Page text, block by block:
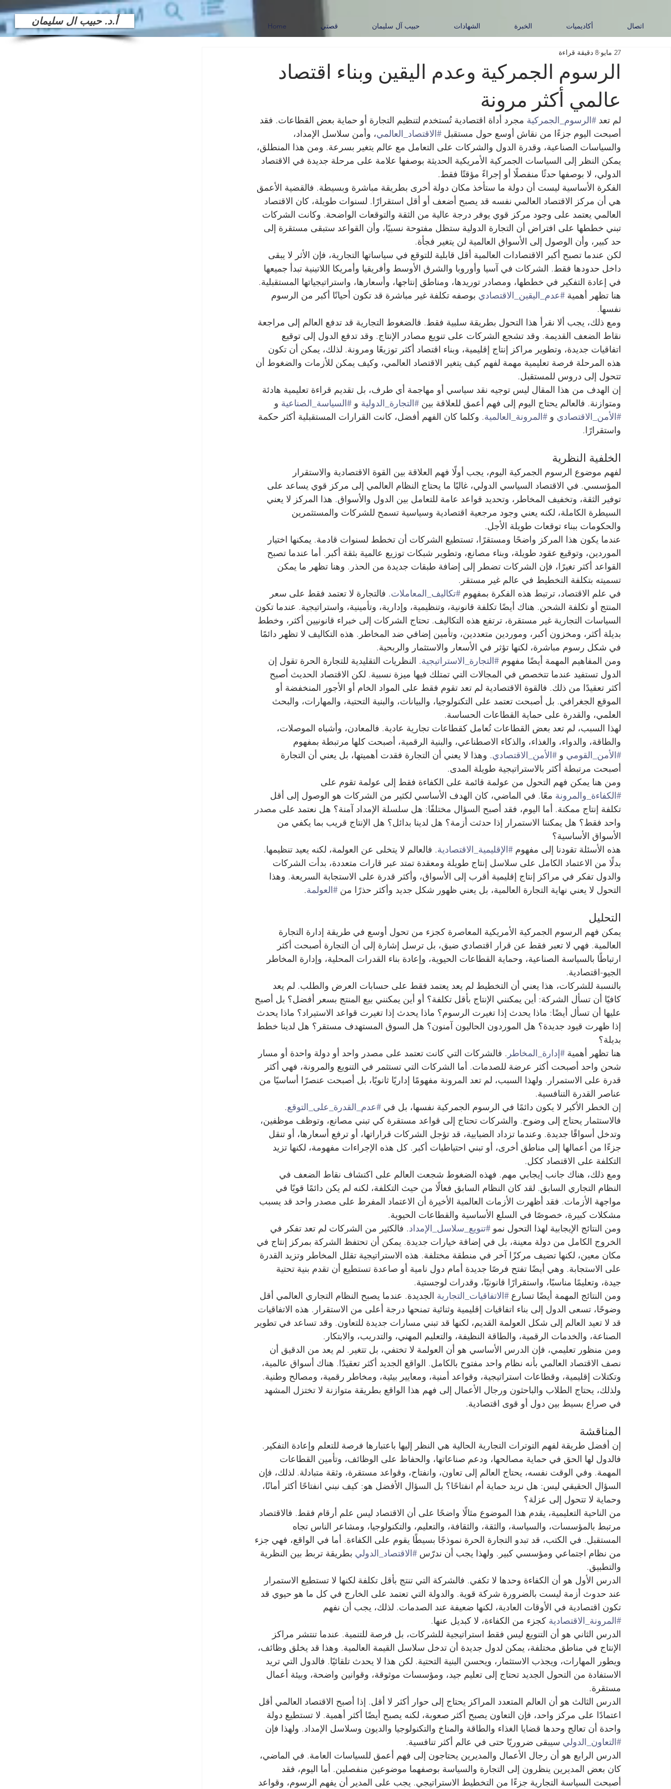
أ.د. حبيب ال سليمان Home قصتي حبيب آل سليمان الشهادات الخبرة أكاديميات اتصال
الرسوم الجمركية وعدم اليقين وبناء اقتصاد
عالمي أكثر مرونة
27 مايو 8 دقيقة قراءة
لم تعد #الرسوم_الجمركية مجرد أداة اقتصادية تُستخدم لتنظيم التجارة أو حماية بعض القطاعات. فقد
أصبحت اليوم جزءًا من نقاش أوسع حول مستقبل #الاقتصاد_العالمي، وأمن سلاسل الإمداد،
والسياسات الصناعية، وقدرة الدول والشركات على التعامل مع عالم يتغير بسرعة. ومن هذا المنطلق،
يمكن النظر إلى السياسات الجمركية الأمريكية الحديثة بوصفها علامة على مرحلة جديدة في الاقتصاد
الدولي، لا بوصفها حدثًا منفصلًا أو إجراءً مؤقتًا فقط.
الفكرة الأساسية ليست أن دولة ما ستأخذ مكان دولة أخرى بطريقة مباشرة وبسيطة. فالقضية الأعمق
هي أن مركز الاقتصاد العالمي نفسه قد يصبح أضعف أو أقل استقرارًا. لسنوات طويلة، كان الاقتصاد
العالمي يعتمد على وجود مركز قوي يوفر درجة عالية من الثقة والتوقعات الواضحة. وكانت الشركات
تبني خططها على افتراض أن التجارة الدولية ستظل مفتوحة نسبيًا، وأن القواعد ستبقى مستقرة إلى
حد كبير، وأن الوصول إلى الأسواق العالمية لن يتغير فجأة.
لكن عندما تصبح أكبر الاقتصادات العالمية أقل قابلية للتوقع في سياساتها التجارية، فإن الأثر لا يبقى
داخل حدودها فقط. الشركات في آسيا وأوروبا والشرق الأوسط وأفريقيا وأمريكا اللاتينية تبدأ جميعها
في إعادة التفكير في خططها، ومصادر توريدها، ومناطق إنتاجها، وأسعارها، واستراتيجياتها المستقبلية.
هنا تظهر أهمية #عدم_اليقين_الاقتصادي بوصفه تكلفة غير مباشرة قد تكون أحيانًا أكبر من الرسوم
نفسها.
ومع ذلك، يجب ألا نقرأ هذا التحول بطريقة سلبية فقط. فالضغوط التجارية قد تدفع العالم إلى مراجعة
نقاط الضعف القديمة. وقد تشجع الشركات على تنويع مصادر الإنتاج. وقد تدفع الدول إلى توقيع
اتفاقيات جديدة، وتطوير مراكز إنتاج إقليمية، وبناء اقتصاد أكثر توزيعًا ومرونة. لذلك، يمكن أن تكون
هذه المرحلة فرصة تعليمية مهمة لفهم كيف يتغير الاقتصاد العالمي، وكيف يمكن للأزمات والضغوط أن
تتحول إلى دروس للمستقبل.
إن الهدف من هذا المقال ليس توجيه نقد سياسي أو مهاجمة أي طرف، بل تقديم قراءة تعليمية هادئة
ومتوازنة. فالعالم يحتاج اليوم إلى فهم أعمق للعلاقة بين #التجارة_الدولية و #السياسة_الصناعية و
#الأمن_الاقتصادي و #المرونة_العالمية. وكلما كان الفهم أفضل، كانت القرارات المستقبلية أكثر حكمة
واستقرارًا.
الخلفية النظرية
لفهم موضوع الرسوم الجمركية اليوم، يجب أولًا فهم العلاقة بين القوة الاقتصادية والاستقرار
المؤسسي. في الاقتصاد السياسي الدولي، غالبًا ما يحتاج النظام العالمي إلى مركز قوي يساعد على
توفير الثقة، وتخفيف المخاطر، وتحديد قواعد عامة للتعامل بين الدول والأسواق. هذا المركز لا يعني
السيطرة الكاملة، لكنه يعني وجود مرجعية اقتصادية وسياسية تسمح للشركات والمستثمرين
والحكومات ببناء توقعات طويلة الأجل.
عندما يكون هذا المركز واضحًا ومستقرًا، تستطيع الشركات أن تخطط لسنوات قادمة. يمكنها اختيار
الموردين، وتوقيع عقود طويلة، وبناء مصانع، وتطوير شبكات توزيع عالمية بثقة أكبر. أما عندما تصبح
القواعد أكثر تغيرًا، فإن الشركات تضطر إلى إضافة طبقات جديدة من الحذر. وهنا تظهر ما يمكن
تسميته بتكلفة التخطيط في عالم غير مستقر.
في علم الاقتصاد، ترتبط هذه الفكرة بمفهوم #تكاليف_المعاملات. فالتجارة لا تعتمد فقط على سعر
المنتج أو تكلفة الشحن. هناك أيضًا تكلفة قانونية، وتنظيمية، وإدارية، وتأمينية، واستراتيجية. عندما تكون
السياسات التجارية غير مستقرة، ترتفع هذه التكاليف. تحتاج الشركات إلى خبراء قانونيين أكثر، وخطط
بديلة أكثر، ومخزون أكبر، وموردين متعددين، وتأمين إضافي ضد المخاطر. هذه التكاليف لا تظهر دائمًا
في شكل رسوم مباشرة، لكنها تؤثر في الأسعار والاستثمار والربحية.
ومن المفاهيم المهمة أيضًا مفهوم #التجارة_الاستراتيجية. النظريات التقليدية للتجارة الحرة تقول إن
الدول تستفيد عندما تتخصص في المجالات التي تمتلك فيها ميزة نسبية. لكن الاقتصاد الحديث أصبح
أكثر تعقيدًا من ذلك. فالقوة الاقتصادية لم تعد تقوم فقط على المواد الخام أو الأجور المنخفضة أو
الموقع الجغرافي. بل أصبحت تعتمد على التكنولوجيا، والبيانات، والبنية التحتية، والمهارات، والبحث
العلمي، والقدرة على حماية القطاعات الحساسة.
لهذا السبب، لم تعد بعض القطاعات تُعامل كقطاعات تجارية عادية. فالمعادن، وأشباه الموصلات،
والطاقة، والدواء، والغذاء، والذكاء الاصطناعي، والبنية الرقمية، أصبحت كلها مرتبطة بمفهوم
#الأمن_القومي و #الأمن_الاقتصادي. وهذا لا يعني أن التجارة فقدت أهميتها، بل يعني أن التجارة
أصبحت مرتبطة أكثر بالاستراتيجية طويلة المدى.
ومن هنا يمكن فهم التحول من عولمة قائمة على الكفاءة فقط إلى عولمة تقوم على
#الكفاءة_والمرونة معًا. في الماضي، كان الهدف الأساسي لكثير من الشركات هو الوصول إلى أقل
تكلفة إنتاج ممكنة. أما اليوم، فقد أصبح السؤال مختلفًا: هل سلسلة الإمداد آمنة؟ هل نعتمد على مصدر
واحد فقط؟ هل يمكننا الاستمرار إذا حدثت أزمة؟ هل لدينا بدائل؟ هل الإنتاج قريب بما يكفي من
الأسواق الأساسية؟
هذه الأسئلة تقودنا إلى مفهوم #الإقليمية_الاقتصادية. فالعالم لا يتخلى عن العولمة، لكنه يعيد تنظيمها.
بدلًا من الاعتماد الكامل على سلاسل إنتاج طويلة ومعقدة تمتد عبر قارات متعددة، بدأت الشركات
والدول تفكر في مراكز إنتاج إقليمية أقرب إلى الأسواق، وأكثر قدرة على الاستجابة السريعة. وهذا
التحول لا يعني نهاية التجارة العالمية، بل يعني ظهور شكل جديد وأكثر حذرًا من #العولمة.
التحليل
يمكن فهم الرسوم الجمركية الأمريكية المعاصرة كجزء من تحول أوسع في طريقة إدارة التجارة
العالمية. فهي لا تعبر فقط عن قرار اقتصادي ضيق، بل ترسل إشارة إلى أن التجارة أصبحت أكثر
ارتباطًا بالسياسة الصناعية، وحماية القطاعات الحيوية، وإعادة بناء القدرات المحلية، وإدارة المخاطر
الجيو-اقتصادية.
بالنسبة للشركات، هذا يعني أن التخطيط لم يعد يعتمد فقط على حسابات العرض والطلب. لم يعد
كافيًا أن تسأل الشركة: أين يمكنني الإنتاج بأقل تكلفة؟ أو أين يمكنني بيع المنتج بسعر أفضل؟ بل أصبح
عليها أن تسأل أيضًا: ماذا يحدث إذا تغيرت الرسوم؟ ماذا يحدث إذا تغيرت قواعد الاستيراد؟ ماذا يحدث
إذا ظهرت قيود جديدة؟ هل الموردون الحاليون آمنون؟ هل السوق المستهدف مستقر؟ هل لدينا خطط
بديلة؟
هنا تظهر أهمية #إدارة_المخاطر . فالشركات التي كانت تعتمد على مصدر واحد أو دولة واحدة أو مسار
شحن واحد أصبحت أكثر عرضة للصدمات. أما الشركات التي تستثمر في التنويع والمرونة، فهي أكثر
قدرة على الاستمرار. ولهذا السبب، لم تعد المرونة مفهومًا إداريًا ثانويًا، بل أصبحت عنصرًا أساسيًا من
عناصر القدرة التنافسية.
إن الخطر الأكبر لا يكون دائمًا في الرسوم الجمركية نفسها، بل في #عدم_القدرة_على_التوقع.
فالاستثمار يحتاج إلى وضوح. والشركات تحتاج إلى قواعد مستقرة كي تبني مصانع، وتوظف موظفين،
وتدخل أسواقًا جديدة. وعندما تزداد الضبابية، قد تؤجل الشركات قراراتها، أو ترفع أسعارها، أو تنقل
جزءًا من أعمالها إلى مناطق أخرى، أو تبني احتياطيات أكبر. كل هذه الإجراءات مفهومة، لكنها تزيد
التكلفة على الاقتصاد ككل.
ومع ذلك، هناك جانب إيجابي مهم. فهذه الضغوط شجعت العالم على اكتشاف نقاط الضعف في
النظام التجاري السابق. لقد كان النظام السابق فعالًا من حيث التكلفة، لكنه لم يكن دائمًا قويًا في
مواجهة الأزمات. فقد أظهرت الأزمات العالمية الأخيرة أن الاعتماد المفرط على مصدر واحد قد يسبب
مشكلات كبيرة، خصوصًا في السلع الأساسية والقطاعات الحيوية.
ومن النتائج الإيجابية لهذا التحول نمو #تنويع_سلاسل_الإمداد. فالكثير من الشركات لم تعد تفكر في
الخروج الكامل من دولة معينة، بل في إضافة خيارات جديدة. يمكن أن تحتفظ الشركة بمركز إنتاج في
مكان معين، لكنها تضيف مركزًا آخر في منطقة مختلفة. هذه الاستراتيجية تقلل المخاطر وتزيد القدرة
على الاستجابة. وهي أيضًا تفتح فرصًا جديدة أمام دول نامية أو صاعدة تستطيع أن تقدم بنية تحتية
جيدة، وتعليمًا مناسبًا، واستقرارًا قانونيًا، وقدرات لوجستية.
ومن النتائج المهمة أيضًا تسارع #الاتفاقيات_التجارية الجديدة. عندما يصبح النظام التجاري العالمي أقل
وضوحًا، تسعى الدول إلى بناء اتفاقيات إقليمية وثنائية تمنحها درجة أعلى من الاستقرار. هذه الاتفاقيات
قد لا تعيد العالم إلى شكل العولمة القديم، لكنها قد تبني مسارات جديدة للتعاون. وقد تساعد في تطوير
الصناعة، والخدمات الرقمية، والطاقة النظيفة، والتعليم المهني، والتدريب، والابتكار.
ومن منظور تعليمي، فإن الدرس الأساسي هو أن العولمة لا تختفي، بل تتغير. لم يعد من الدقيق أن
نصف الاقتصاد العالمي بأنه نظام واحد مفتوح بالكامل. الواقع الجديد أكثر تعقيدًا. هناك أسواق عالمية،
وتكتلات إقليمية، وقطاعات استراتيجية، وقواعد أمنية، ومعايير بيئية، ومخاطر رقمية، ومصالح وطنية.
ولذلك، يحتاج الطلاب والباحثون ورجال الأعمال إلى فهم هذا الواقع بطريقة متوازنة لا تختزل المشهد
في صراع بسيط بين دول أو قوى اقتصادية.
المناقشة
إن أفضل طريقة لفهم التوترات التجارية الحالية هي النظر إليها باعتبارها فرصة للتعلم وإعادة التفكير.
فالدول لها الحق في حماية مصالحها، ودعم صناعاتها، والحفاظ على الوظائف، وتأمين القطاعات
المهمة. وفي الوقت نفسه، يحتاج العالم إلى تعاون، وانفتاح، وقواعد مستقرة، وثقة متبادلة. لذلك، فإن
السؤال الحقيقي ليس: هل نريد حماية أم انفتاحًا؟ بل السؤال الأفضل هو: كيف نبني انفتاحًا أكثر أمانًا،
وحماية لا تتحول إلى عزلة؟
من الناحية التعليمية، يقدم هذا الموضوع مثالًا واضحًا على أن الاقتصاد ليس علم أرقام فقط. فالاقتصاد
مرتبط بالمؤسسات، والسياسة، والثقة، والثقافة، والتعليم، والتكنولوجيا، ومشاعر الناس تجاه
المستقبل. في الكتب، قد تبدو التجارة الحرة نموذجًا بسيطًا يقوم على الكفاءة. أما في الواقع، فهي جزء
من نظام اجتماعي ومؤسسي كبير. ولهذا يجب أن ندرّس #الاقتصاد_الدولي بطريقة تربط بين النظرية
والتطبيق.
الدرس الأول هو أن الكفاءة وحدها لا تكفي. فالشركة التي تنتج بأقل تكلفة لكنها لا تستطيع الاستمرار
عند حدوث أزمة ليست بالضرورة شركة قوية. والدولة التي تعتمد على الخارج في كل ما هو حيوي قد
تكون اقتصادية في الأوقات العادية، لكنها ضعيفة عند الصدمات. لذلك، يجب أن نفهم
#المرونة_الاقتصادية كجزء من الكفاءة، لا كبديل عنها.
الدرس الثاني هو أن التنويع ليس فقط استراتيجية للشركات، بل فرصة للتنمية. عندما تنتشر مراكز
الإنتاج في مناطق مختلفة، يمكن لدول جديدة أن تدخل سلاسل القيمة العالمية. وهذا قد يخلق وظائف،
ويطور المهارات، ويجذب الاستثمار، ويحسن البنية التحتية. لكن هذا لا يحدث تلقائيًا. فالدول التي تريد
الاستفادة من التحول الجديد تحتاج إلى تعليم جيد، ومؤسسات موثوقة، وقوانين واضحة، وبيئة أعمال
مستقرة.
الدرس الثالث هو أن العالم المتعدد المراكز يحتاج إلى حوار أكثر لا أقل. إذا أصبح الاقتصاد العالمي أقل
اعتمادًا على مركز واحد، فإن التعاون يصبح أكثر صعوبة، لكنه يصبح أيضًا أكثر أهمية. لا تستطيع دولة
واحدة أن تعالج وحدها قضايا الغذاء والطاقة والمناخ والتكنولوجيا والديون وسلاسل الإمداد. ولهذا فإن
#التعاون_الدولي سيبقى ضروريًا حتى في عالم أكثر تنافسية.
الدرس الرابع هو أن رجال الأعمال والمديرين يحتاجون إلى فهم أعمق للسياسات العامة. في الماضي،
كان بعض المديرين ينظرون إلى التجارة والسياسة بوصفهما موضوعين منفصلين. أما اليوم، فقد
أصبحت السياسة التجارية جزءًا من التخطيط الاستراتيجي. يجب على المدير أن يفهم الرسوم، وقواعد